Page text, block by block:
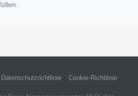
Datenschutzrichtlinie Cookie-Richtlinie